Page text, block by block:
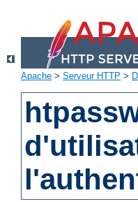
Apache > Serveur HTTP >